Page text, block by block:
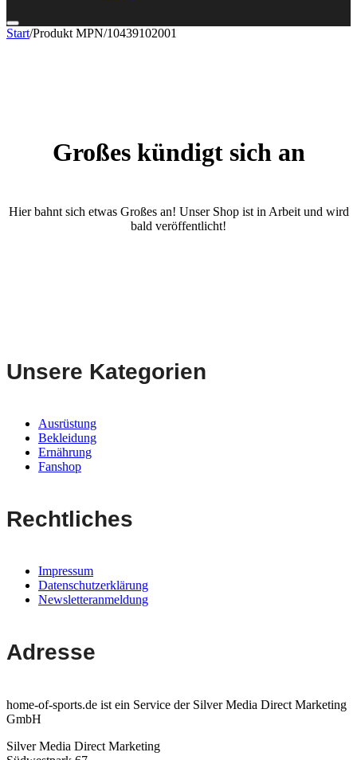
Start/Produkt MPN/10439102001
Großes kündigt sich an
Hier bahnt sich etwas Großes an! Unser Shop ist in Arbeit und wird
bald veröffentlicht!
Unsere Kategorien
Ausrüstung
Bekleidung
Ernährung
Fanshop
Rechtliches
Impressum
Datenschutzerklärung
Newsletteranmeldung
Adresse
home-of-sports.de ist ein Service der Silver Media Direct Marketing
GmbH
Silver Media Direct Marketing